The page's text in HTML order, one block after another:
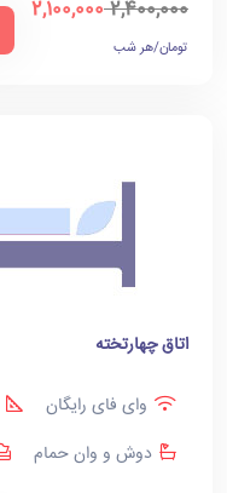
2,400,000
2,100,000
تومان/هر شب
اتاق چهارتخته
وای فای رایگان
دوش و وان حمام